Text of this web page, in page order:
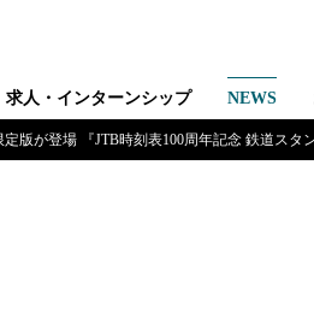
求人・インターンシップ NEWS
版が登場 『JTB時刻表100周年記念 鉄道スタ